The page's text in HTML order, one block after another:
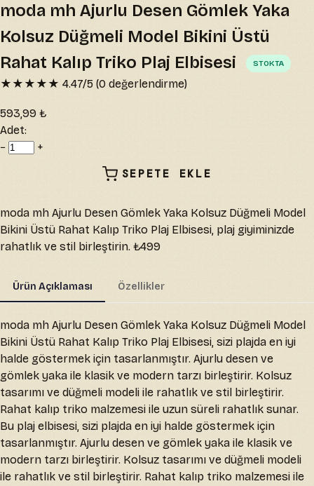
moda mh Ajurlu Desen Gömlek Yaka
Kolsuz Düğmeli Model Bikini Üstü
Rahat Kalıp Triko Plaj Elbisesi
STOKTA
★★★★★ 4.47/5 (0 değerlendirme)
593,99 ₺
Adet:
−
+
SEPETE EKLE
moda mh Ajurlu Desen Gömlek Yaka Kolsuz Düğmeli Model
Bikini Üstü Rahat Kalıp Triko Plaj Elbisesi, plaj giyiminizde
rahatlık ve stil birleştirin. ₺499
Ürün Açıklaması Özellikler
moda mh Ajurlu Desen Gömlek Yaka Kolsuz Düğmeli Model
Bikini Üstü Rahat Kalıp Triko Plaj Elbisesi, sizi plajda en iyi
halde göstermek için tasarlanmıştır. Ajurlu desen ve
gömlek yaka ile klasik ve modern tarzı birleştirir. Kolsuz
tasarımı ve düğmeli modeli ile rahatlık ve stil birleştirir.
Rahat kalıp triko malzemesi ile uzun süreli rahatlık sunar.
Bu plaj elbisesi, sizi plajda en iyi halde göstermek için
tasarlanmıştır. Ajurlu desen ve gömlek yaka ile klasik ve
modern tarzı birleştirir. Kolsuz tasarımı ve düğmeli modeli
ile rahatlık ve stil birleştirir. Rahat kalıp triko malzemesi ile